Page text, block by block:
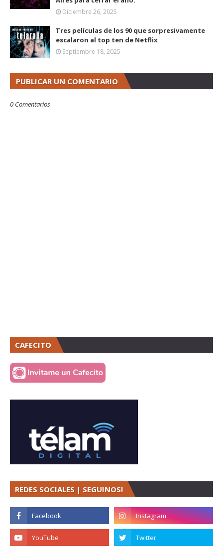
Diciembre 26, 2025
Tres películas de los 90 que sorpresivamente
escalaron al top ten de Netflix
Septiembre 18, 2025
PUBLICAR UN COMENTARIO
0 Comentarios
CAFECITO
REDES SOCIALES | SEGUINOS!